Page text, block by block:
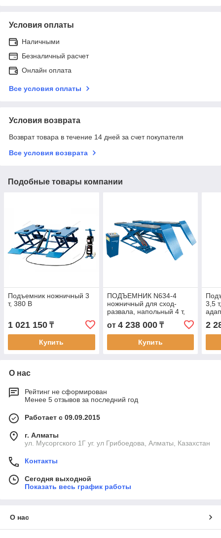
Условия оплаты
Наличными
Безналичный расчет
Онлайн оплата
Все условия оплаты
Условия возврата
Возврат товара в течение 14 дней за счет покупателя
Все условия возврата
Подобные товары компании
Подъемник ножничный 3
т, 380 В
1 021 150 ₸
Купить
ПОДЪЕМНИК N634-4
ножничный для сход-
развала, напольный 4 т,
от 4 238 000₸
Купить
3,5
2
О нас
Рейтинг не сформирован
Менее 5 отзывов за последний год
Работает с 09.09.2015
г. Алматы
ул. Мусоргского 1Г уг. ул Грибоедова, Алматы, Казахстан
Контакты
Сегодня выходной
Показать весь график работы
О нас